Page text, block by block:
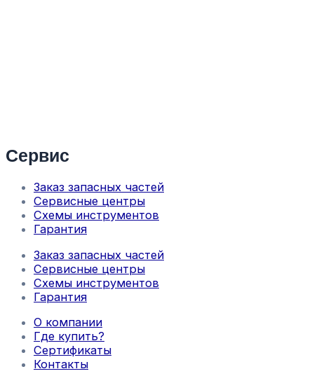
Сервис
Заказ запасных частей
Сервисные центры
Схемы инструментов
Гарантия
Заказ запасных частей
Сервисные центры
Схемы инструментов
Гарантия
О компании
Где купить?
Сертификаты
Контакты